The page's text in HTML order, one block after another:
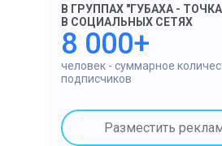
В ГРУППАХ "ГУБАХА -
В СОЦИАЛЬНЫХ СЕТЯХ
8 000+
человек - суммарное
подписчиков
Разместить